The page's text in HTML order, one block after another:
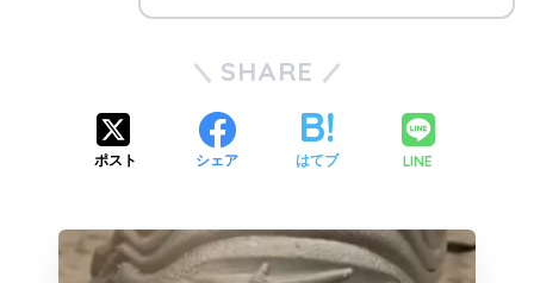
SHARE
ポスト シェア はてブ LINE